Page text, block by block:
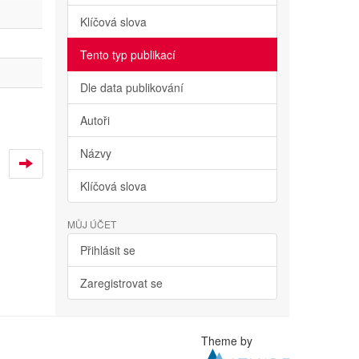
Klíčová slova
Tento typ publikací
Dle data publikování
Autoři
Názvy
Klíčová slova
MŮJ ÚČET
Přihlásit se
Zaregistrovat se
Theme by